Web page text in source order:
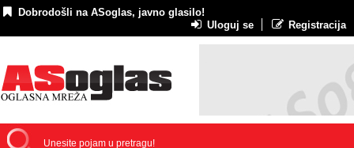
Dobrodošli na ASoglas, javno glasilo!
Uloguj se
Registracija